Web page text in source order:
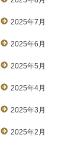
2025年7月
2025年6月
2025年5月
2025年4月
2025年3月
2025年2月